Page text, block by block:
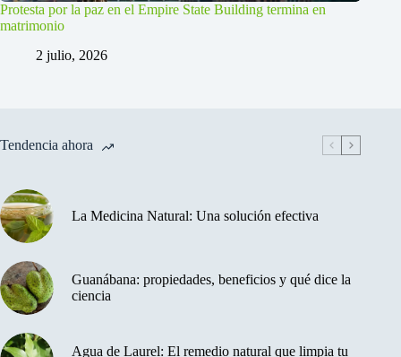
Protesta por la paz en el Empire State Building termina en
matrimonio
2 julio, 2026
Tendencia ahora
La Medicina Natural: Una solución efectiva
Guanábana: propiedades, beneficios y qué dice la
ciencia
Agua de Laurel: El remedio natural que limpia tu